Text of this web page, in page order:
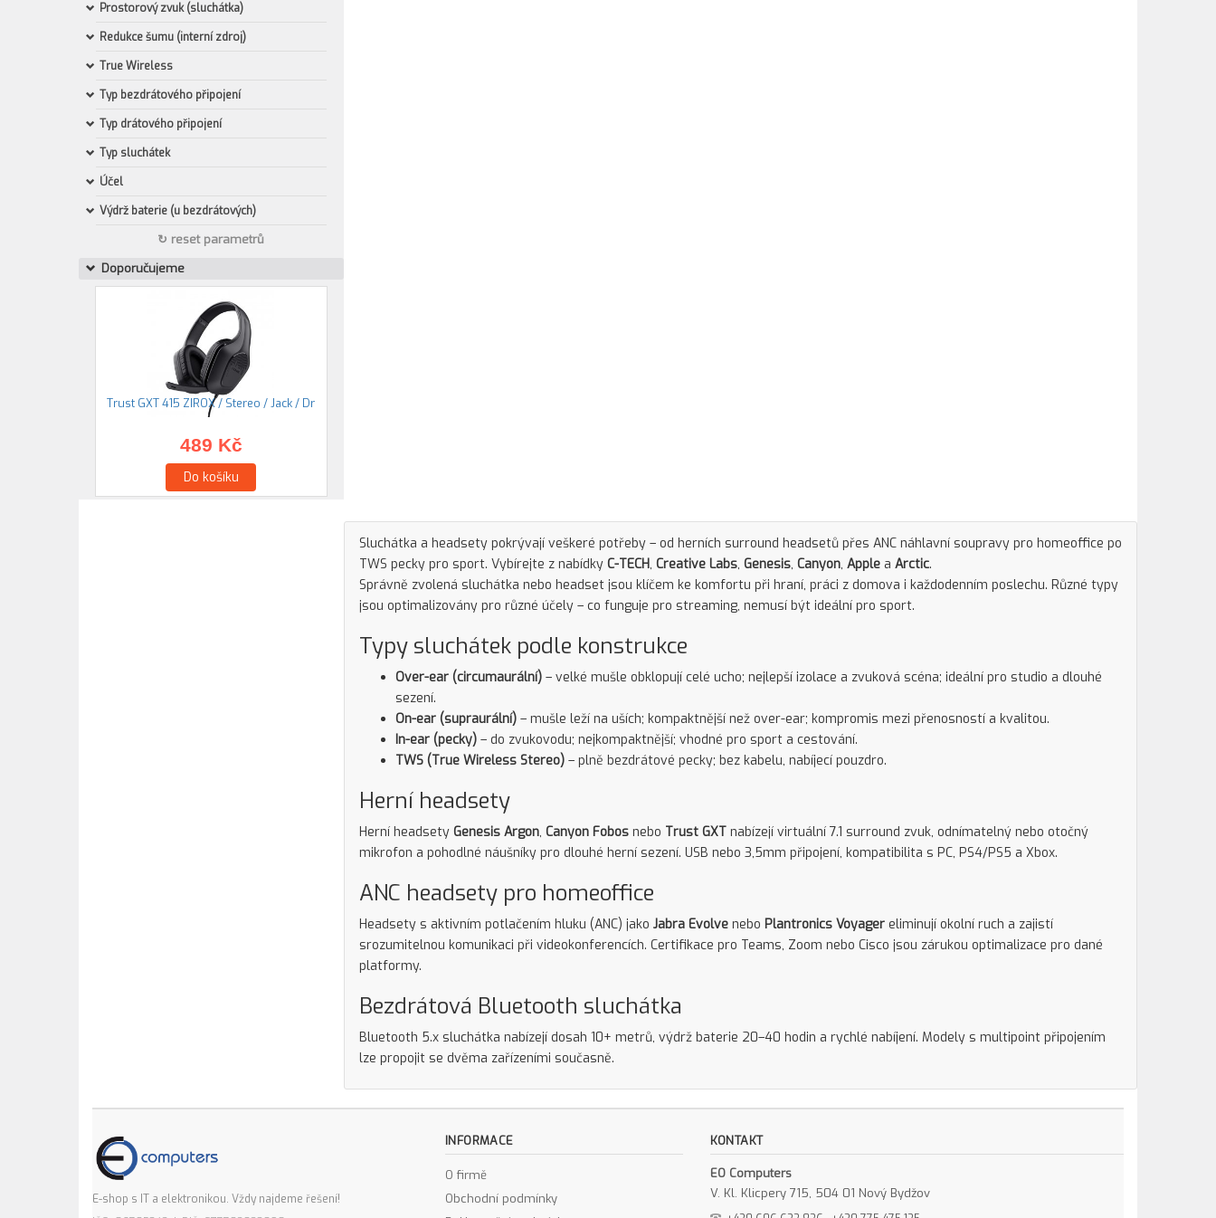
Prostorový zvuk (sluchátka)
Redukce šumu (interní zdroj)
True Wireless
Typ bezdrátového připojení
Typ drátového připojení
Typ sluchátek
Účel
Výdrž baterie (u bezdrátových)
↻ reset parametrů
Doporučujeme
Trust GXT 415 ZIROX / Stereo / Jack / Dr
489 Kč
Do košíku
Sluchátka a headsety pokrývají veškeré potřeby – od herních surround headsetů přes ANC náhlavní soupravy pro homeoffice po
TWS pecky pro sport. Vybírejte z nabídky C-TECH, Creative Labs, Genesis, Canyon, Applea Arctic.
Správně zvolená sluchátka nebo headset jsou klíčem ke komfortu při hraní, práci z domova i každodenním poslechu. Různé typy
jsou optimalizovány pro různé účely – co funguje pro streaming, nemusí být ideální pro sport.
Typy sluchátek podle konstrukce
Over-ear (circumaurální)– velké mušle obklopují celé ucho; nejlepší izolace a zvuková scéna; ideální pro studio a dlouhé
sezení.
On-ear (supraurální)– mušle leží na uších; kompaktnější než over-ear; kompromis mezi přenosností a kvalitou.
In-ear (pecky)– do zvukovodu; nejkompaktnější; vhodné pro sport a cestování.
TWS (True Wireless Stereo)– plně bezdrátové pecky; bez kabelu, nabíjecí pouzdro.
Herní headsety
Herní headsety Genesis Argon, Canyon Fobosnebo Trust GXTnabízejí virtuální 7.1 surround zvuk, odnímatelný nebo otočný
mikrofon a pohodlné náušníky pro dlouhé herní sezení. USB nebo 3,5mm připojení, kompatibilita s PC, PS4/PS5 a Xbox.
ANC headsety pro homeoffice
Headsety s aktivním potlačením hluku (ANC) jako Jabra Evolvenebo Plantronics Voyagereliminují okolní ruch a zajistí
srozumitelnou komunikaci při videokonferencích. Certifikace pro Teams, Zoom nebo Cisco jsou zárukou optimalizace pro dané
platformy.
Bezdrátová Bluetooth sluchátka
Bluetooth 5.x sluchátka nabízejí dosah 10+ metrů, výdrž baterie 20–40 hodin a rychlé nabíjení. Modely s multipoint připojením
lze propojit se dvěma zařízeními současně.
E-shop s IT a elektronikou. Vždy najdeme řešení!
INFORMACE
O firmě
Obchodní podmínky
KONTAKT
EO Computers
V. Kl. Klicpery 715, 504 01 Nový Bydžov